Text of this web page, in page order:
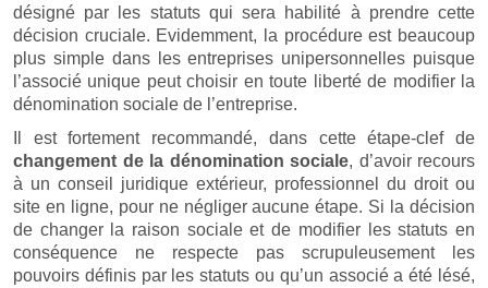
désigné par les statuts qui sera habilité à prendre cette
décision cruciale. Evidemment, la procédure est beaucoup
plus simple dans les entreprises unipersonnelles puisque
l’associé unique peut choisir en toute liberté de modifier la
dénomination sociale de l’entreprise.
Il est fortement recommandé, dans cette étape-clef de
changement de la dénomination sociale, d’avoir recours
à un conseil juridique extérieur, professionnel du droit ou
site en ligne, pour ne négliger aucune étape. Si la décision
de changer la raison sociale et de modifier les statuts en
conséquence ne respecte pas scrupuleusement les
pouvoirs définis par les statuts ou qu’un associé a été lésé,